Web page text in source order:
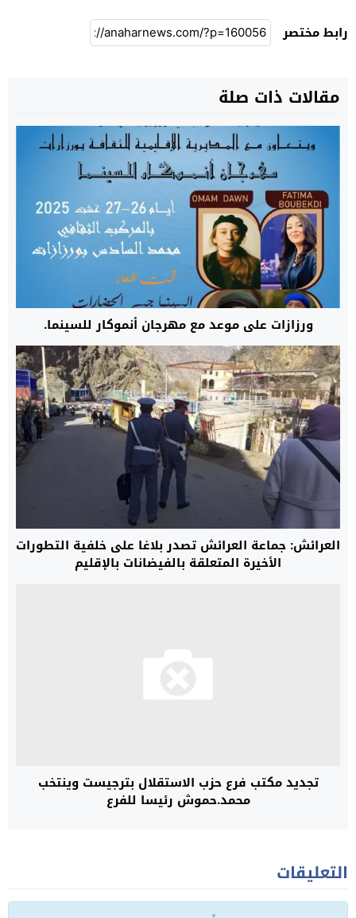
رابط مختصر
مقالات ذات صلة
ورزازات على موعد مع مهرجان أنموكار للسينما.
العرائش: جماعة العرائش تصدر بلاغا على خلفية التطورات
الأخيرة المتعلقة بالفيضانات بالإقليم
تجديد مكتب فرع حزب الاستقلال بترجيست وينتخب
محمد.حموش رئيسا للفرع
التعليقات